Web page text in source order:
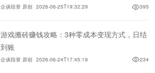
企谈段誉 原创 2026-06-25T19:32:29 395
游戏搬砖赚钱攻略：3种零成本变现方式，日结
到账
企谈段誉 原创 2026-06-24T17:45:19 234